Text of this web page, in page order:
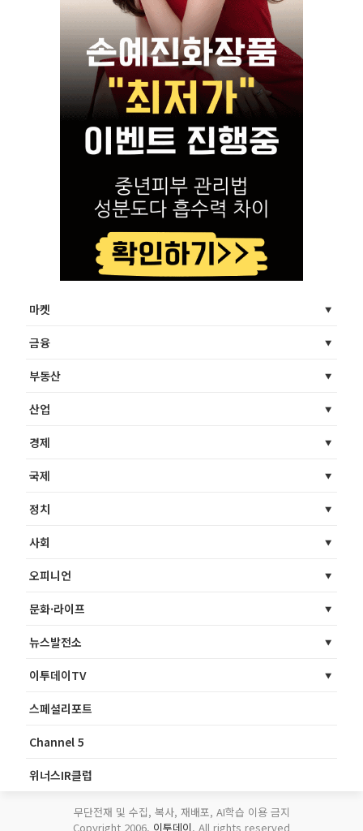
마켓
금융
부동산
산업
경제
국제
정치
사회
오피니언
문화·라이프
뉴스발전소
이투데이TV
스페셜리포트
Channel 5
위너스IR클럽
무단전재 및 수집, 복사, 재배포, AI학습 이용 금지
Copyright 2006. 이투데이. All rights reserved